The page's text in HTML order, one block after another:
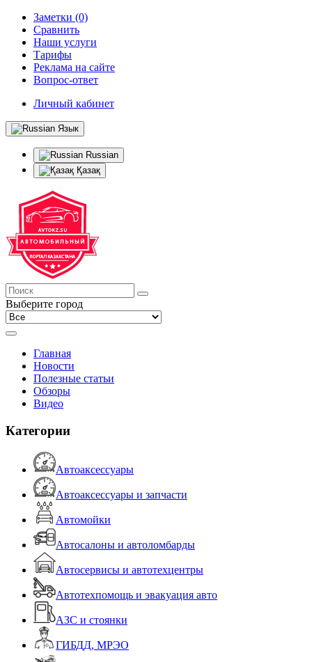
Заметки (0)
Сравнить
Наши услуги
Тарифы
Реклама на сайте
Вопрос-ответ
Личный кабинет
Язык
Russian
Қазақ
Выберите город
Главная
Новости
Полезные статьи
Обзоры
Видео
Категории
Автоаксессуары
Автоаксессуары и запчасти
Автомойки
Автосалоны и автоломбарды
Автосервисы и автотехцентры
Автотехпомощь и эвакуация авто
АЗС и стоянки
ГИБДД, МРЭО